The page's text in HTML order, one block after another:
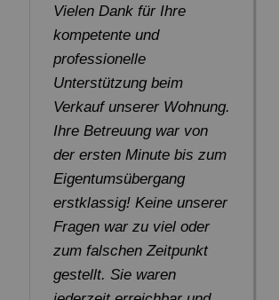
Vielen Dank für Ihre
kompetente und
professionelle
Unterstützung beim
Verkauf unserer Wohnung.
Ihre Betreuung war von
der ersten Minute bis zum
Eigentumsübergang
erstklassig! Keine unserer
Fragen war zu viel oder
zum falschen Zeitpunkt
gestellt. Sie waren